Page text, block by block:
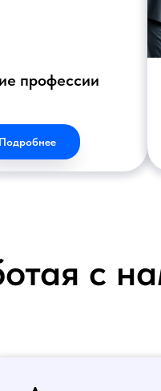
профессии
Подробнее
с